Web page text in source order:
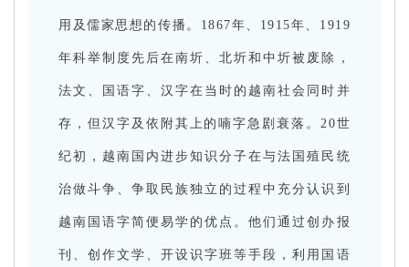
用及儒家思想的传播。 1867年、1915年、1919
年科举制度先后在南圻、北圻和中圻被废除，
法文、国语字、汉字在当时的越南社会同时并
存，但汉字及依附其上的喃字急剧衰落。 20世
纪初，越南国内进步知识分子在与法国殖民统
治做斗争、争取民族独立的过程中充分认识到
越南国语字简便易学的优点。他们通过创办报
刊、创作文学、开设识字班等手段，利用国语